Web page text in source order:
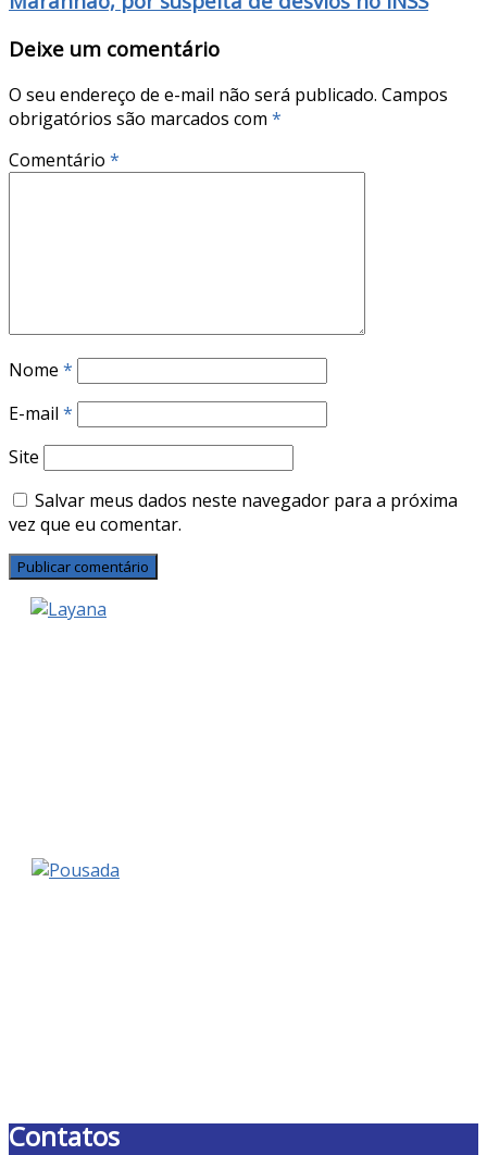
Deixe um comentário
O seu endereço de e-mail não será publicado. Campos
obrigatórios são marcados com *
Comentário *
Nome *
E-mail *
Site
Salvar meus dados neste navegador para a próxima
vez que eu comentar.
Contatos